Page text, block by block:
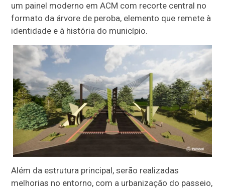
um painel moderno em ACM com recorte central no
formato da árvore de peroba, elemento que remete à
identidade e à história do município.
Além da estrutura principal, serão realizadas
melhorias no entorno, com a urbanização do passeio,